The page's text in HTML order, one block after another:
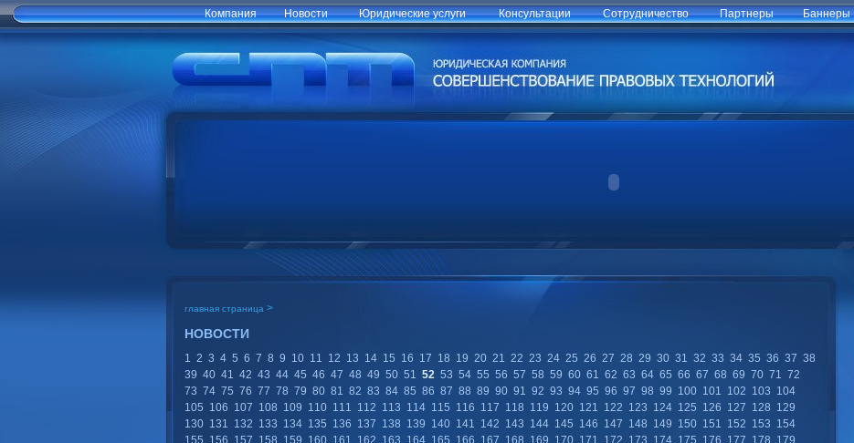
Компания Новости Юридические услуги Консультации Сотрудничество Партнеры Баннеры
главная страница >
НОВОСТИ
1 2 3 4 5 6 7 8 9 10 11 12 13 14 15 16 17 18 19 20 21 22 23 24 25 26 27 28 29 30 31 32 33 34 35 36 37 38
39 40 41 42 43 44 45 46 47 48 49 50 51 52 53 54 55 56 57 58 59 60 61 62 63 64 65 66 67 68 69 70 71 72
73 74 75 76 77 78 79 80 81 82 83 84 85 86 87 88 89 90 91 92 93 94 95 96 97 98 99 100 101 102 103 104
105 106 107 108 109 110 111 112 113 114 115 116 117 118 119 120 121 122 123 124 125 126 127 128 129
130 131 132 133 134 135 136 137 138 139 140 141 142 143 144 145 146 147 148 149 150 151 152 153 154